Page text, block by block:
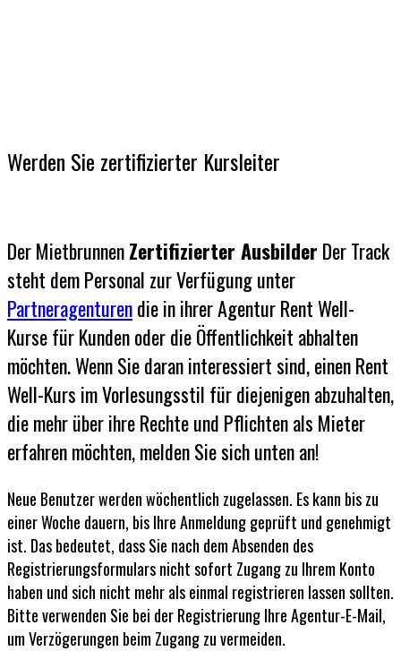
Werden Sie zertifizierter Kursleiter
Der MietbrunnenZertifizierter Ausbilder Der Track
steht dem Personal zur Verfügung unter
Partneragenturendie in ihrer Agentur Rent Well-
Kurse für Kunden oder die Öffentlichkeit abhalten
möchten. Wenn Sie daran interessiert sind, einen Rent
Well-Kurs im Vorlesungsstil für diejenigen abzuhalten,
die mehr über ihre Rechte und Pflichten als Mieter
erfahren möchten, melden Sie sich unten an!
Neue Benutzer werden wöchentlich zugelassen. Es kann bis zu
einer Woche dauern, bis Ihre Anmeldung geprüft und genehmigt
ist. Das bedeutet, dass Sie nach dem Absenden des
Registrierungsformulars nicht sofort Zugang zu Ihrem Konto
haben und sich nicht mehr als einmal registrieren lassen sollten.
Bitte verwenden Sie bei der Registrierung Ihre Agentur-E-Mail,
um Verzögerungen beim Zugang zu vermeiden.